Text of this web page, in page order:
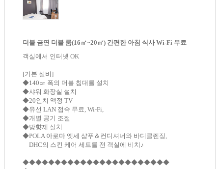
더블 금연 더블 룸(16㎡~20㎡) 간편한 아침 식사 Wi-Fi 무료
객실에서 인터넷 OK
[기본 설비]
◆140㎝ 폭의 더블 침대를 설치
◆샤워 화장실 설치
◆20인치 액정 TV
◆유선 LAN 접속 무료, Wi-Fi,
◆개별 공기 조절
◆방향제 설치
◆POLA 아로마 엣세 샴푸＆컨디셔너와 바디클렌징,
DHC의 스킨 케어 세트를 전 객실에 비치♪
◆◆◆◆◆◆◆◆◆◆◆◆◆◆◆◆◆◆◆◆◆◆◆